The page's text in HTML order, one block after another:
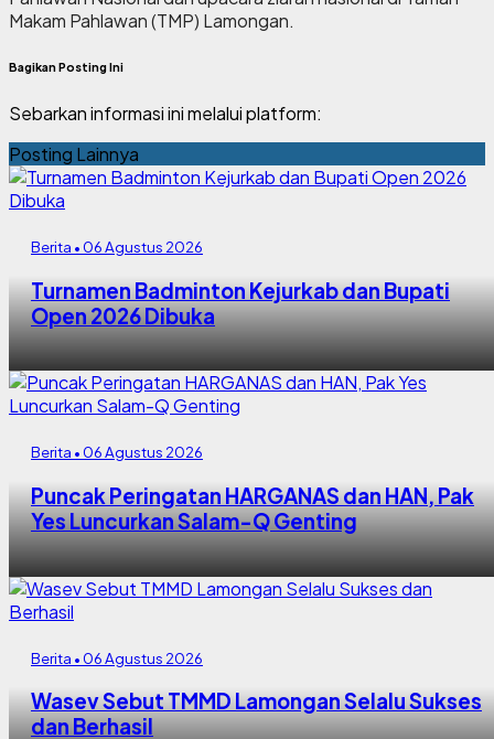
Makam Pahlawan (TMP) Lamongan.
Bagikan Posting Ini
Sebarkan informasi ini melalui platform:
Posting Lainnya
Berita • 06 Agustus 2026
Turnamen Badminton Kejurkab dan Bupati
Open 2026 Dibuka
Berita • 06 Agustus 2026
Puncak Peringatan HARGANAS dan HAN, Pak
Yes Luncurkan Salam-Q Genting
Berita • 06 Agustus 2026
Wasev Sebut TMMD Lamongan Selalu Sukses
dan Berhasil